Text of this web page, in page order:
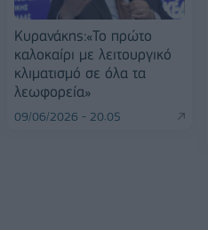
Κυρανάκης:«Το πρώτο
καλοκαίρι με λειτουργικό
κλιματισμό σε όλα τα
λεωφορεία»
09/06/2026 - 20:05